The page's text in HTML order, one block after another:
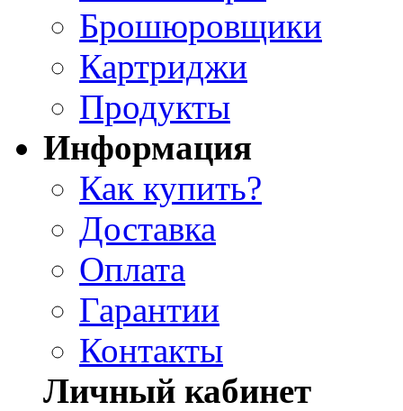
Брошюровщики
Картриджи
Продукты
Информация
Как купить?
Доставка
Оплата
Гарантии
Контакты
Личный кабинет